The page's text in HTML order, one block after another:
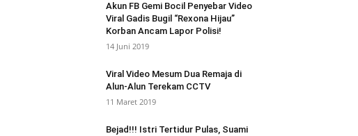
Akun FB Gemi Bocil Penyebar Video
Viral Gadis Bugil “Rexona Hijau”
Korban Ancam Lapor Polisi!
14 Juni 2019
Viral Video Mesum Dua Remaja di
Alun-Alun Terekam CCTV
11 Maret 2019
Bejad!!! Istri Tertidur Pulas, Suami